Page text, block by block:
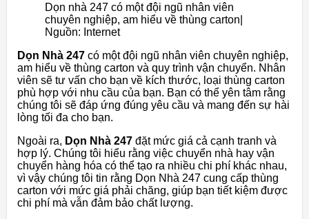
Dọn nhà 247 có một đội ngũ nhân viên
chuyên nghiệp, am hiểu về thùng carton|
Nguồn: Internet
Dọn Nhà 247 có một đội ngũ nhân viên chuyên nghiệp,
am hiểu về thùng carton và quy trình vận chuyển. Nhân
viên sẽ tư vấn cho bạn về kích thước, loại thùng carton
phù hợp với nhu cầu của bạn. Bạn có thể yên tâm rằng
chúng tôi sẽ đáp ứng đúng yêu cầu và mang đến sự hài
lòng tối đa cho bạn.
Ngoài ra, Dọn Nhà 247 đặt mức giá cả cạnh tranh và
hợp lý. Chúng tôi hiểu rằng việc chuyển nhà hay vận
chuyển hàng hóa có thể tạo ra nhiều chi phí khác nhau,
vì vậy chúng tôi tin rằng Dọn Nhà 247 cung cấp thùng
carton với mức giá phải chăng, giúp bạn tiết kiệm được
chi phí mà vẫn đảm bảo chất lượng.